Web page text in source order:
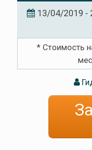
13/04/2019
* Стоимость